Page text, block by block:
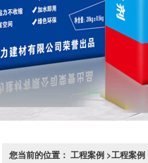
您当前的位置： 工程案例 >工程案例